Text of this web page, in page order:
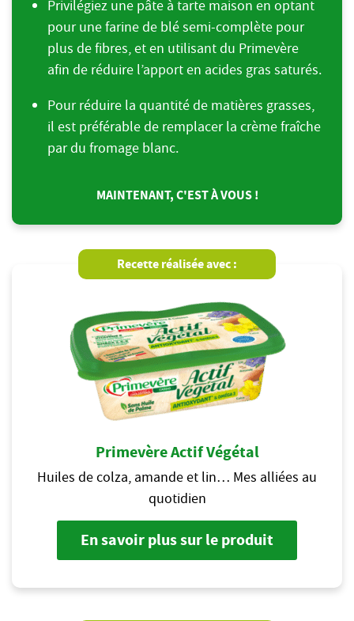
Privilégiez une pâte à tarte maison en optant
pour une farine de blé semi-complète pour
plus de fibres, et en utilisant du Primevère
afin de réduire l’apport en acides gras saturés.
Pour réduire la quantité de matières grasses,
il est préférable de remplacer la crème fraîche
par du fromage blanc.
MAINTENANT, C'EST À VOUS !
Recette réalisée avec :
Primevère Actif Végétal
Huiles de colza, amande et lin… Mes alliées au
quotidien
En savoir plus sur le produit